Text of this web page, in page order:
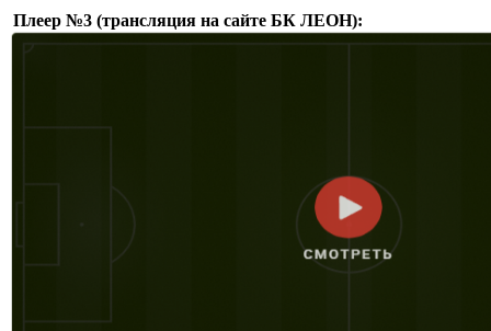
Плеер №3 (трансляция на сайте БК ЛЕОН):